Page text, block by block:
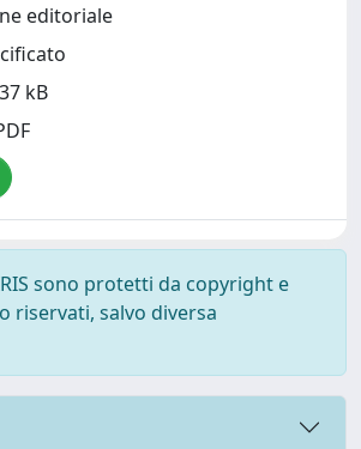
editoriale
kB
sono protetti da copyright e
riservati, salvo diversa